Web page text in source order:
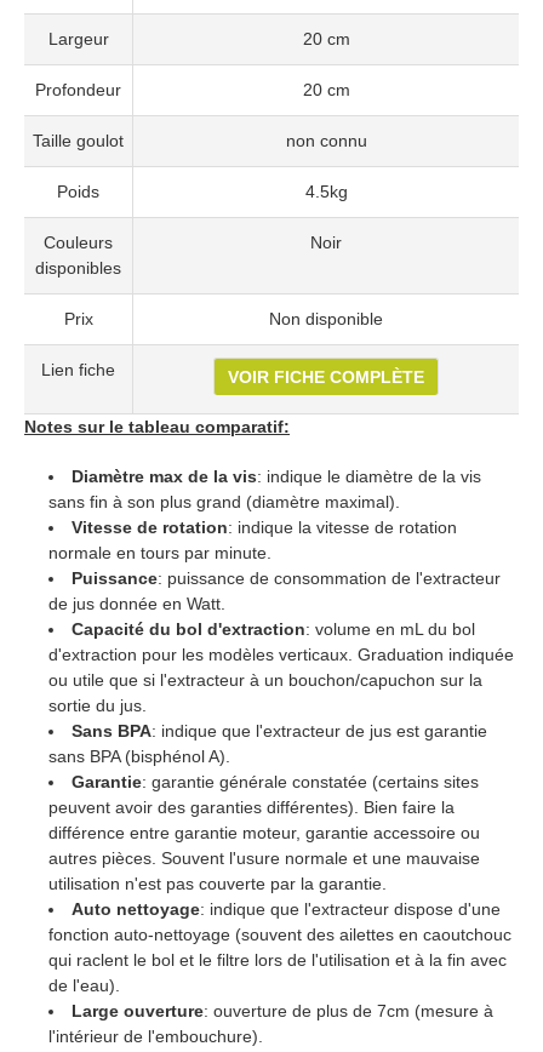
Largeur 20 cm
Profondeur 20 cm
Taille goulot non connu
Poids 4.5kg
Couleurs
disponibles
Noir
Prix Non disponible
Lien fiche VOIR FICHE COMPLÈTE
Notes sur le tableau comparatif:
Diamètre max de la vis: indique le diamètre de la vis
sans fin à son plus grand (diamètre maximal).
Vitesse de rotation: indique la vitesse de rotation
normale en tours par minute.
Puissance: puissance de consommation de l'extracteur
de jus donnée en Watt.
Capacité du bol d'extraction: volume en mL du bol
d'extraction pour les modèles verticaux. Graduation indiquée
ou utile que si l'extracteur à un bouchon/capuchon sur la
sortie du jus.
Sans BPA: indique que l'extracteur de jus est garantie
sans BPA (bisphénol A).
Garantie: garantie générale constatée (certains sites
peuvent avoir des garanties différentes). Bien faire la
différence entre garantie moteur, garantie accessoire ou
autres pièces. Souvent l'usure normale et une mauvaise
utilisation n'est pas couverte par la garantie.
Auto nettoyage: indique que l'extracteur dispose d'une
fonction auto-nettoyage (souvent des ailettes en caoutchouc
qui raclent le bol et le filtre lors de l'utilisation et à la fin avec
de l'eau).
Large ouverture: ouverture de plus de 7cm (mesure à
l'intérieur de l'embouchure).